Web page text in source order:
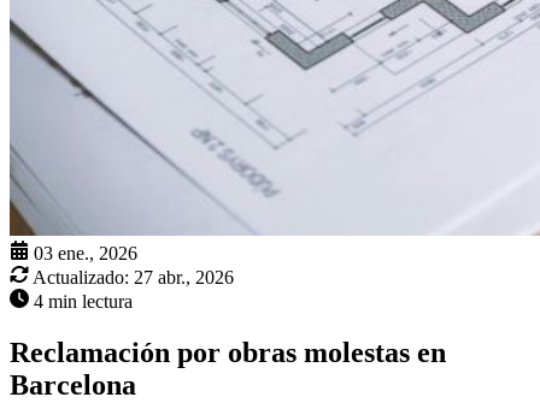
03 ene., 2026
Actualizado: 27 abr., 2026
4 min lectura
Reclamación por obras molestas en
Barcelona